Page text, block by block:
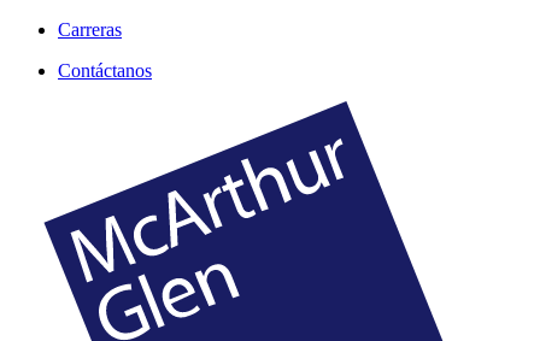
Carreras
Contáctanos